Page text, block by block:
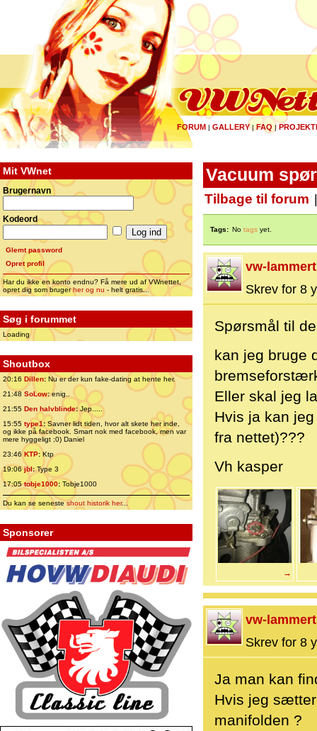
FORUM | GALLERY|FAQ |
Mit VWnet
Brugernavn
Kodeord
Glemt password
Opret profil
Har du ikke en konto endnu? Få mere ud af VWnettet,
opret dig som brugerher og nu - helt gratis...
Søg i forummet
Loading
Shoutbox
20:16 Dillen: Nu er der kun fake-dating at hente her.
21:48 SoLow:enig..
21:55 Den halvblinde:Jep.....
15:55 type1:Savner lidt tiden, hvor alt skete her inde,
og ikke på facebook. Smart nok med facebook, men var
mere hyggeligt ;0) Daniel
23:46 KTP:Ktp
19:06jbl:Type 3
17:05tobje1000: Tobje1000
Du kan se senesteshout historik her...
Sponsorer
Vacuum
Tilbage til forum
Tags: No tags yet.
vw-lammert
Skrev for 8
Spørsmål til
kan jeg bruge
Eller skal jeg
Hvis ja kan
fra nettet)???
Vh kasper
→
vw-lammert
Skrev for 8
Ja man kan
Hvis jeg
manifolden ?